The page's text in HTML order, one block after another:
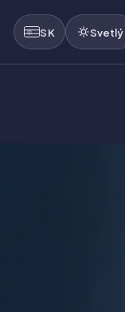
SK Svetlý